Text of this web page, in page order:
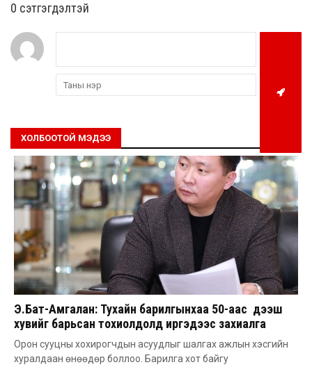
0 cэтгэгдэлтэй
ХОЛБООТОЙ МЭДЭЭ
Э.Бат-Амгалан: Тухайн барилгынхаа 50-аас дээш
хувийг барьсан тохиолдолд иргэдээс захиалга
авдаг болгоно
Орон сууцны хохирогчдын асуудлыг шалгах ажлын хэсгийн
хуралдаан өнөөдөр боллоо. Барилга хот байгу